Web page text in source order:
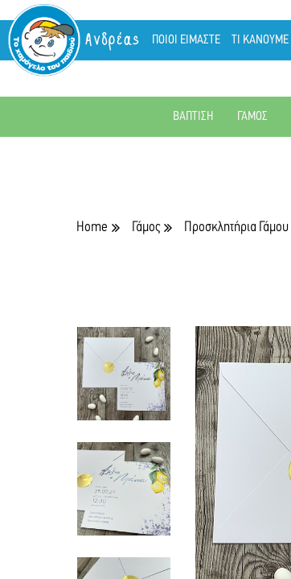
Ανδρέας ΠΟΙΟΙ ΕΙΜΑΣΤΕ ΤΙ ΚΑΝΟΥΜΕ
ΒΑΠΤΙΣΗ ΓΑΜΟΣ
Home Γάμος Προσκλητήρια Γάμου